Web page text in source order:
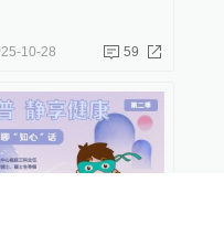
10-28 59